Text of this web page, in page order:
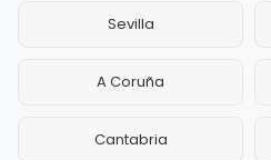
Sevilla
A Coruña
Cantabria